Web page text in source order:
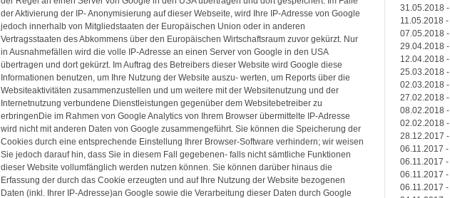
der Aktivierung der IP- Anonymisierung auf dieser Webseite, wird Ihre IP-Adresse von Google
jedoch innerhalb von Mitgliedstaaten der Europäischen Union oder in anderen
Vertragsstaaten des Abkommens über den Europäischen Wirtschaftsraum zuvor gekürzt. Nur
in Ausnahmefällen wird die volle IP-Adresse an einen Server von Google in den USA
übertragen und dort gekürzt. Im Auftrag des Betreibers dieser Website wird Google diese
Informationen benutzen, um Ihre Nutzung der Website auszu- werten, um Reports über die
Websiteaktivitäten zusammenzustellen und um weitere mit der Websitenutzung und der
Internetnutzung verbundene Dienstleistungen gegenüber dem Websitebetreiber zu
erbringenDie im Rahmen von Google Analytics von Ihrem Browser übermittelte IP-Adresse
wird nicht mit anderen Daten von Google zusammengeführt. Sie können die Speicherung der
Cookies durch eine entsprechende Einstellung Ihrer Browser-Software verhindern; wir weisen
Sie jedoch darauf hin, dass Sie in diesem Fall gegebenen- falls nicht sämtliche Funktionen
dieser Website vollumfänglich werden nutzen können. Sie können darüber hinaus die
Erfassung der durch das Cookie erzeugten und auf Ihre Nutzung der Website bezogenen
Daten (inkl. Ihrer IP-Adresse)an Google sowie die Verarbeitung dieser Daten durch Google
31.05.2018 -
11.05.2018 -
07.05.2018 -
29.04.2018 -
12.04.2018 -
25.03.2018 -
02.03.2018 -
27.02.2018 -
08.02.2018 -
02.02.2018 -
28.12.2017 -
06.11.2017 -
06.11.2017 -
06.11.2017 -
06.11.2017 -